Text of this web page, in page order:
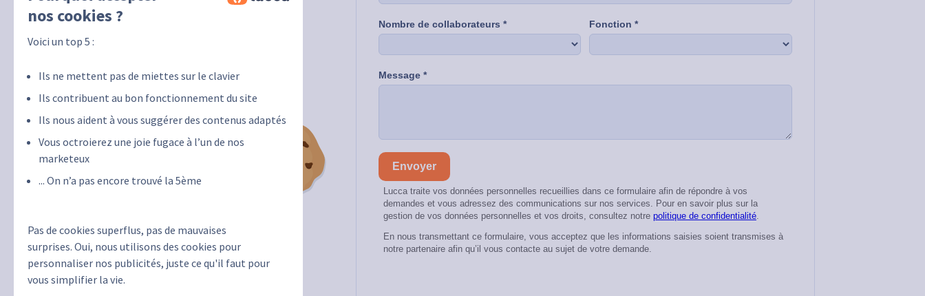
nos cookies ?
Voici un top 5 :
Ils ne mettent pas de miettes sur le clavier
Ils contribuent au bon fonctionnement du site
Ils nous aident à vous suggérer des contenus adaptés
Vous octroierez une joie fugace à l’un de nos
marketeux
... On n’a pas encore trouvé la 5ème
Pas de cookies superflus, pas de mauvaises
surprises. Oui, nous utilisons des cookies pour
personnaliser nos publicités, juste ce qu'il faut pour
vous simplifier la vie.